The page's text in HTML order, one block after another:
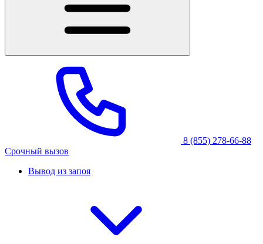
8 (855) 278-66-88
Срочный вызов
Вывод из запоя